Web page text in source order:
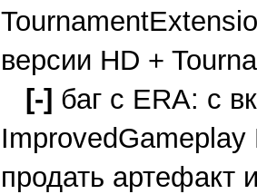
версии HD +
[-] баг с ERA: с
продать артефакт